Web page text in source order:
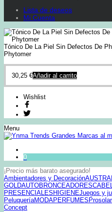
Lista de deseos
Mi Cuenta
Tónico De La Piel Sin Defectos De
Phytomer
30,25 €Añadir al carrito
Wishlist
Menu
0
¡Precio más barato asegurado!
Ambientadores y Decoración
GOLDAUTOBRONCEADORES
PRESENCIALES HIGIENEJuegos y
PeluqueríaMODAPERFUMES
Concept